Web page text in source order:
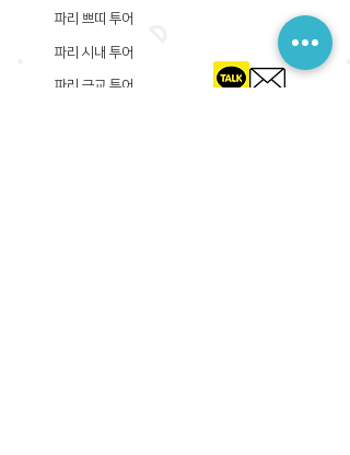
파리 쁘띠 투어
파리 시내 투어
파리 근교 투어